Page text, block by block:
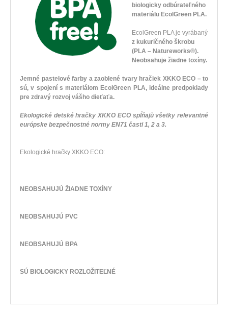
biologicky odbúrateľného
materiálu EcolGreen PLA.
EcolGreen PLA je vyrábaný
z kukuričného škrobu
(PLA – Natureworks®).
Neobsahuje žiadne toxíny.
Jemné pastelové farby a zaoblené tvary hračiek XKKO ECO – to
sú, v spojení s materiálom EcolGreen PLA, ideálne predpoklady
pre zdravý rozvoj vášho dieťaťa.
Ekologické detské hračky XKKO ECOspĺňajů všetky relevantné
európske bezpečnostné normy EN71 časti 1, 2 a 3.
Ekologické hračky XKKO ECO:
NEOBSAHUJÚ ŽIADNE TOXÍNY
NEOBSAHUJÚ PVC
NEOBSAHUJÚ BPA
SÚ BIOLOGICKY ROZLOŽITEĽNÉ